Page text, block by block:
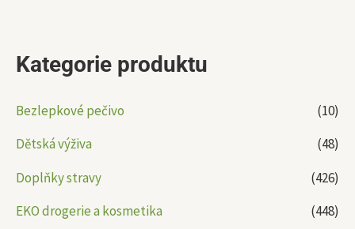
Kategorie produktu
Bezlepkové pečivo
(10)
Dětská výživa
(48)
Doplňky stravy
(426)
EKO drogerie a kosmetika
(448)